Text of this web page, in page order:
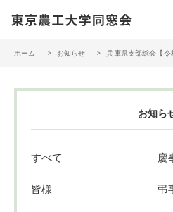
ホーム お知らせ 兵庫県支部総会【令
お知ら
すべて
皆様
慶
弔